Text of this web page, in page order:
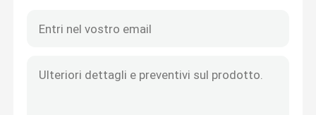
Parete video a led per interni
Schermo dello stadio LED